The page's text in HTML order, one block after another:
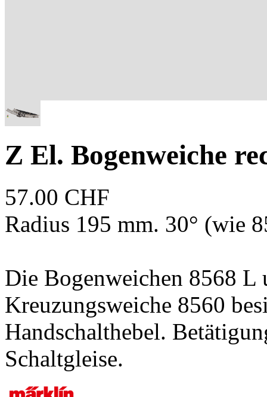
Z El. Bogenweiche
57.00 CHF
Radius 195 mm. 30° (wie
Die Bogenweichen 8568 L
Kreuzungsweiche 8560
Handschalthebel.
Schaltgleise.